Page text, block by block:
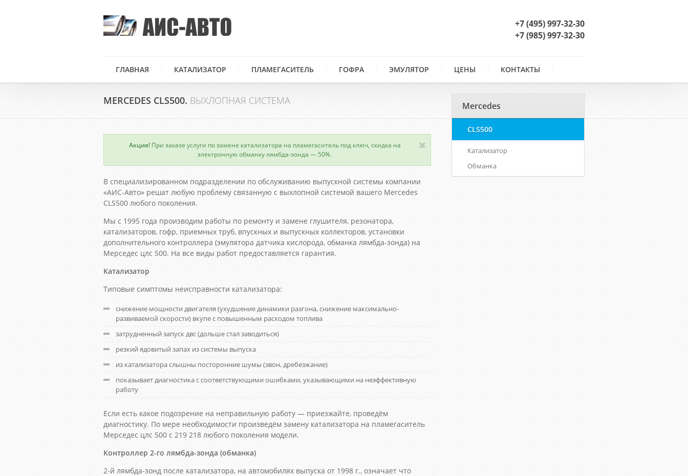
+7 (495) 997-32-30
+7 (985) 997-32-30
ГЛАВНАЯ КАТАЛИЗАТОР ПЛАМЕГАСИТЕЛЬ ГОФРА ЭМУЛЯТОР ЦЕНЫ КОНТАКТЫ
MERCEDES CLS500. ВЫХЛОПНАЯ СИСТЕМА
Акция!При заказе услуги по замене катализатора на пламегаситель под ключ, скидка на
электронную обманку лямбда-зонда — 50%.
×
В специализированном подразделении по обслуживанию выпускной системы компании
«АИС-Авто» решат любую проблему связанную с выхлопной системой вашего Mercedes
CLS500 любого поколения.
Мы с 1995 года производим работы по ремонту и замене глушителя, резонатора,
катализаторов, гофр, приемных труб, впускных и выпускных коллекторов, установки
дополнительного контроллера (эмулятора датчика кислорода, обманка лямбда-зонда) на
Мерседес цлс 500. На все виды работ предоставляется гарантия.
Катализатор
Типовые симптомы неисправности катализатора:
снижение мощности двигателя (ухудшение динамики разгона, снижение максимально-
развиваемой скорости) вкупе с повышенным расходом топлива
затрудненный запуск двс (дольше стал заводиться)
резкий ядовитый запах из системы выпуска
из катализатора слышны посторонние шумы (звон, дребезжание)
показывает диагностика с соответствующими ошибками, указывающими на неэффективную
работу
Если есть какое подозрение на неправильную работу — приезжайте, проведём
диагностику. По мере необходимости произведём замену катализатора на пламегаситель
Мерседес цлс 500 с 219 218 любого поколения модели.
Контроллер 2-го лямбда-зонда (обманка)
2-й лямбда-зонд после катализатора, на автомобилях выпуска от 1998 г., означает что
Mercedes
CLS500
Катализатор
Обманка